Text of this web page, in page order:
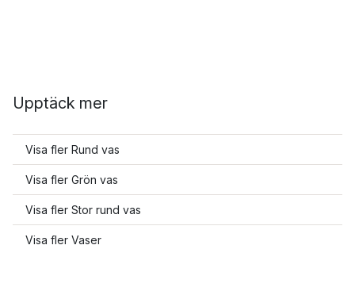
Upptäck mer
Visa fler Rund vas
Visa fler Grön vas
Visa fler Stor rund vas
Visa fler Vaser